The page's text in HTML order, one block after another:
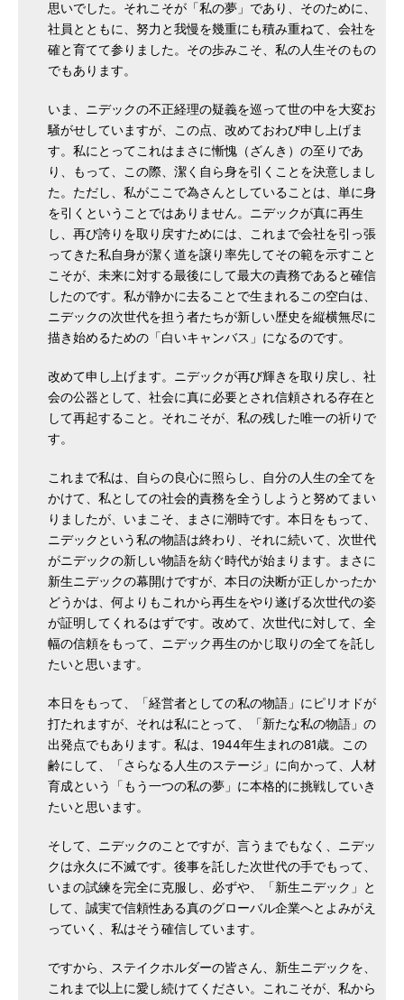
思いでした。それこそが「私の夢」であり、そのために、
社員とともに、努力と我慢を幾重にも積み重ねて、会社を
確と育てて参りました。その歩みこそ、私の人生そのもの
でもあります。
いま、ニデックの不正経理の疑義を巡って世の中を大変お
騒がせしていますが、この点、改めておわび申し上げま
す。私にとってこれはまさに慚愧（ざんき）の至りであ
り、もって、この際、潔く自ら身を引くことを決意しまし
た。ただし、私がここで為さんとしていることは、単に身
を引くということではありません。ニデックが真に再生
し、再び誇りを取り戻すためには、これまで会社を引っ張
ってきた私自身が潔く道を譲り率先してその範を示すこと
こそが、未来に対する最後にして最大の責務であると確信
したのです。私が静かに去ることで生まれるこの空白は、
ニデックの次世代を担う者たちが新しい歴史を縦横無尽に
描き始めるための「白いキャンバス」になるのです。
改めて申し上げます。ニデックが再び輝きを取り戻し、社
会の公器として、社会に真に必要とされ信頼される存在と
して再起すること。それこそが、私の残した唯一の祈りで
す。
これまで私は、自らの良心に照らし、自分の人生の全てを
かけて、私としての社会的責務を全うしようと努めてまい
りましたが、いまこそ、まさに潮時です。本日をもって、
ニデックという私の物語は終わり、それに続いて、次世代
がニデックの新しい物語を紡ぐ時代が始まります。まさに
新生ニデックの幕開けですが、本日の決断が正しかったか
どうかは、何よりもこれから再生をやり遂げる次世代の姿
が証明してくれるはずです。改めて、次世代に対して、全
幅の信頼をもって、ニデック再生のかじ取りの全てを託し
たいと思います。
本日をもって、「経営者としての私の物語」にピリオドが
打たれますが、それは私にとって、「新たな私の物語」の
出発点でもあります。私は、1944年生まれの81歳。この
齢にして、「さらなる人生のステージ」に向かって、人材
育成という「もう一つの私の夢」に本格的に挑戦していき
たいと思います。
そして、ニデックのことですが、言うまでもなく、ニデッ
クは永久に不滅です。後事を託した次世代の手でもって、
いまの試練を完全に克服し、必ずや、「新生ニデック」と
して、誠実で信頼性ある真のグローバル企業へとよみがえ
っていく、私はそう確信しています。
ですから、ステイクホルダーの皆さん、新生ニデックを、
これまで以上に愛し続けてください。これこそが、私から